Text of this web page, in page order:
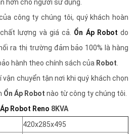
hơn cho người sử dụng.
công ty chúng tôi, quý khách hoàn
lượng và giá cả. Ổn Áp Robot do
ra thị trường đảm bảo 100% là hàng
hành theo chính sách của Robot
vận chuyển tận nơi khi quý khách chọn
Ổn Áp Robot nào từ công ty chúng tôi.
Robot Reno 8KVA
420x285x495